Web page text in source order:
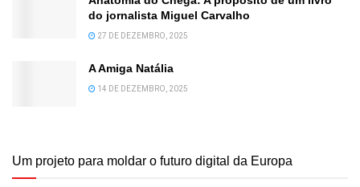
do jornalista Miguel Carvalho
27 DE DEZEMBRO, 2025
A Amiga Natália
14 DE DEZEMBRO, 2025
Um projeto para moldar o futuro digital da Europa